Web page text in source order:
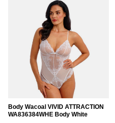
Body Wacoal VIVID ATTRACTION
WA836384WHE Body White